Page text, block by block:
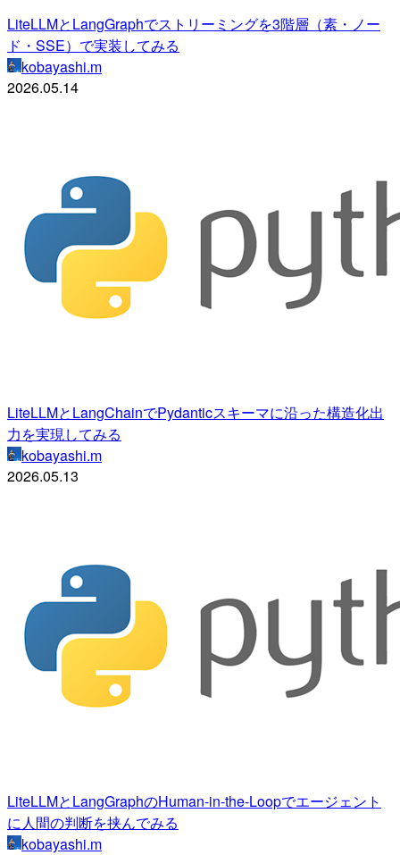
LiteLLMとLangGraphでストリーミングを3階層（素・ノー
ド・SSE）で実装してみる
kobayashi.m
2026.05.14
LiteLLMとLangChainでPydanticスキーマに沿った構造化出
力を実現してみる
kobayashi.m
2026.05.13
LiteLLMとLangGraphのHuman-in-the-Loopでエージェント
に人間の判断を挟んでみる
kobayashi.m